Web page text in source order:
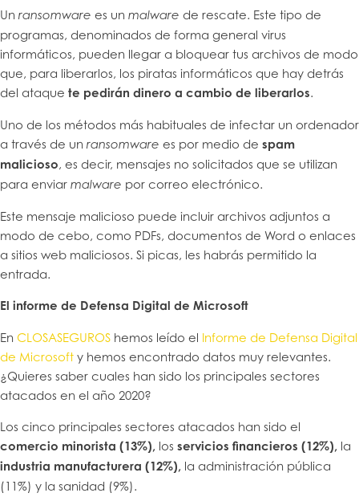
Un ransomware es un malware de rescate. Este tipo de
programas, denominados de forma general virus
informáticos, pueden llegar a bloquear tus archivos de modo
que, para liberarlos, los piratas informáticos que hay detrás
del ataque te pedirán dinero a cambio de liberarlos.
Uno de los métodos más habituales de infectar un ordenador
a través de un ransomware es por medio de spam
malicioso, es decir, mensajes no solicitados que se utilizan
para enviar malware por correo electrónico.
Este mensaje malicioso puede incluir archivos adjuntos a
modo de cebo, como PDFs, documentos de Word o enlaces
a sitios web maliciosos. Si picas, les habrás permitido la
entrada.
El informe de Defensa Digital de Microsoft
En CLOSASEGUROS hemos leído el Informe de Defensa Digital
de Microsoft y hemos encontrado datos muy relevantes.
¿Quieres saber cuales han sido los principales sectores
atacados en el año 2020?
Los cinco principales sectores atacados han sido el
comercio minorista (13%), los servicios financieros (12%), la
industria manufacturera (12%), la administración pública
(11%) y la sanidad (9%).